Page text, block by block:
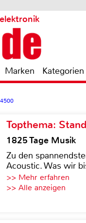
Marken Kategorien
Topthema:
1825 Tage Musik
Zu den
Acoustic. Was wir
>> Mehr erfahren
>> Alle anzeigen